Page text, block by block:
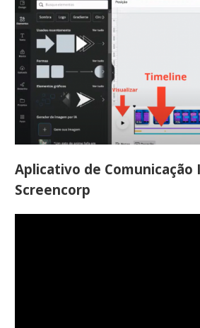
Aplicativo de Comunicação
Screencorp